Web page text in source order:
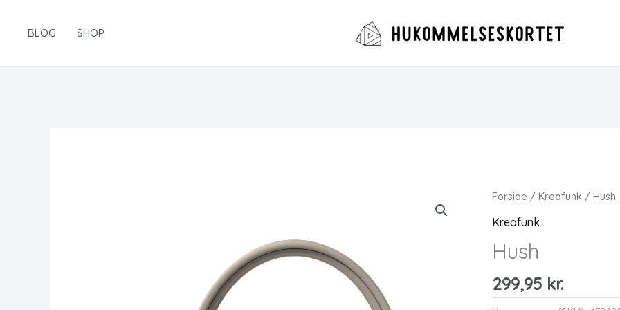
BLOG SHOP
Forside /Kreafunk / Hush
Kreafunk
Hush
299,95 kr.